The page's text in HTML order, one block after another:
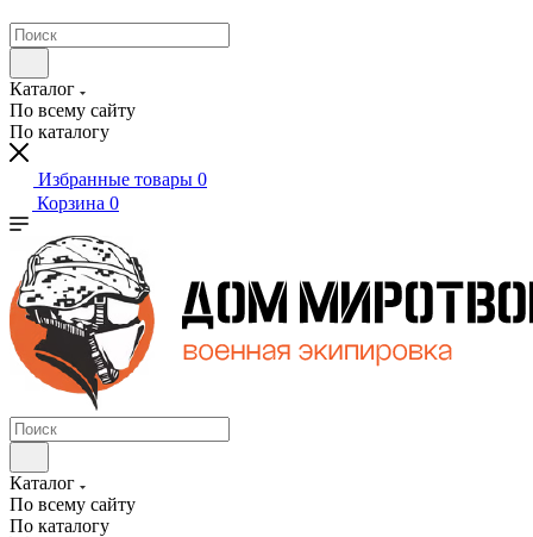
Каталог
По всему сайту
По каталогу
Избранные товары 0
Корзина 0
Каталог
По всему сайту
По каталогу